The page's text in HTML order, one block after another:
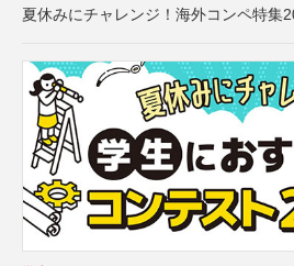
夏休みにチャレンジ！海外コンペ特集